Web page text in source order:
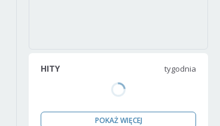
HITY tygodnia
POKAŻ WIĘCEJ